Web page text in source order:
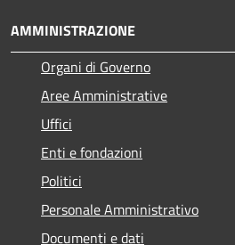
AMMINISTRAZIONE
Organi di Governo
Aree Amministrative
Uffici
Enti e fondazioni
Politici
Personale Amministrativo
Documenti e dati